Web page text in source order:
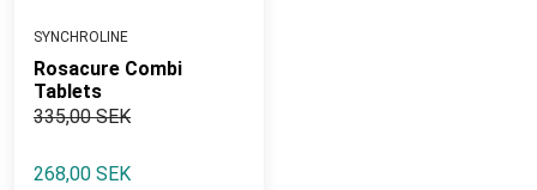
SYNCHROLINE
Rosacure Combi
Tablets
335,00 SEK
268,00 SEK